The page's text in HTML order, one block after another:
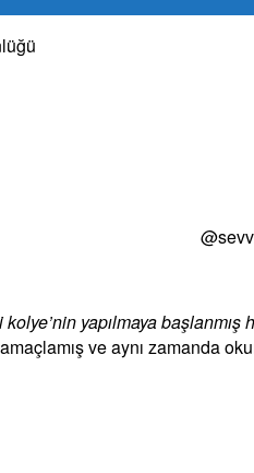
yapılmaya
ve aynı zamanda